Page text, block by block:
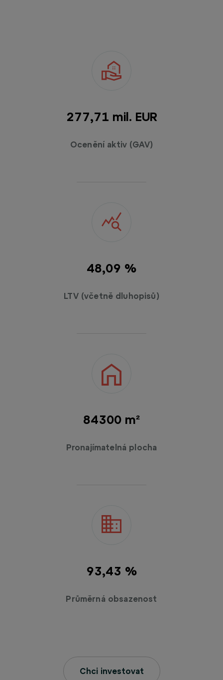
278,70 mil. EUR
Ocenění aktiv (GAV)
48,26 %
LTV (včetně dluhopisů)
84600 m²
Pronajímatelná plocha
93,76 %
Průměrná obsazenost
Chci investovat